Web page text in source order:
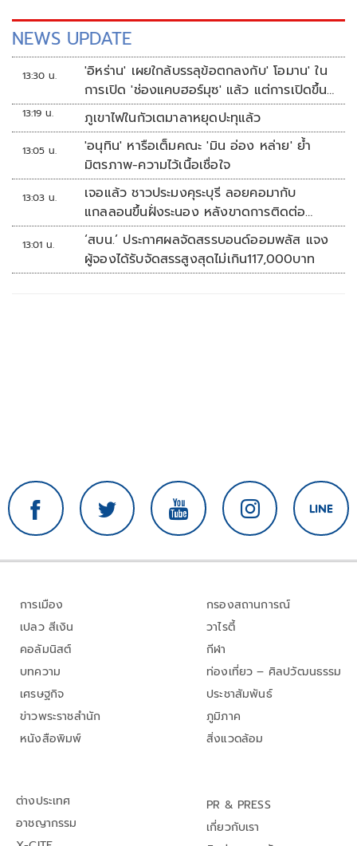
NEWS UPDATE
13:30 น.
'อิหร่าน' เผยใกล้บรรลุข้อตกลงกับ' โอมาน' ใน
การเปิด 'ช่องแคบฮอร์มุซ' แล้ว แต่การเปิดขึ้น
อยู่กับสหรัฐฯ
13:19 น. ภูเขาไฟในกัวเตมาลาหยุดปะทุแล้ว
13:05 น.
'อนุทิน' หารือเต็มคณะ 'มิน อ่อง หล่าย' ย้ำ
มิตรภาพ-ความไว้เนื้อเชื่อใจ
13:03 น.
เจอแล้ว ชาวประมงคุระบุรี ลอยคอมากับ
แกลลอนขึ้นฝั่งระนอง หลังขาดการติดต่อ
หลายวัน
13:01 น.
‘สบน.’ ประกาศผลจัดสรรบอนด์ออมพลัส แจง
ผู้จองได้รับจัดสรรสูงสุดไม่เกิน117,000บาท
การเมือง
เปลว สีเงิน
คอลัมนิสต์
บทความ
เศรษฐกิจ
ข่าวพระราชสำนัก
หนังสือพิมพ์
กรองสถานการณ์
วาไรตี้
กีฬา
ท่องเที่ยว – ศิลปวัฒนธรรม
ประชาสัมพันธ์
ภูมิภาค
สิ่งแวดล้อม
ต่างประเทศ
อาชญากรรม
PR & PRESS
เกี่ยวกับเรา